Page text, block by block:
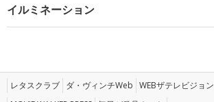
イルミネーション
レタスクラブ ダ・ヴィンチWeb WEBザテレビジョン